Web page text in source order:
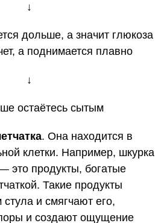
↓
дольше, а значит глюкоза
а поднимается плавно
↓
остаётесь сытым
. Она находится в
клетки. Например, шкурка
это продукты, богатые
Такие продукты
и смягчают его,
и создают ощущение